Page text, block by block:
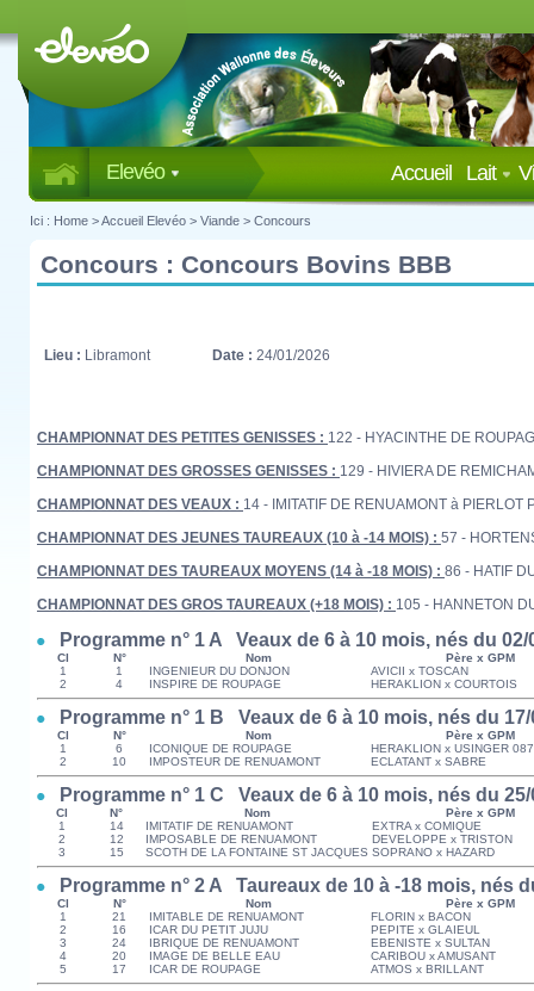
Elevéo Lait
Accueil
Ici : Home >Accueil Elevéo > Viande > Concours
Concours : Concours Bovins BBB
Lieu : Libramont Date : 24/01/2026
CHAMPIONNAT DES PETITES GENISSES : 122 - HYACINTHE DE
CHAMPIONNAT DES GROSSES GENISSES : 129 - HIVIERA DE
CHAMPIONNAT DES VEAUX : 14 - IMITATIF DE RENUAMONT à
CHAMPIONNAT DES JEUNES TAUREAUX (10 à -14 MOIS) : 57 -
CHAMPIONNAT DES TAUREAUX MOYENS (14 à -18 MOIS) : 86 - HATIF
CHAMPIONNAT DES GROS TAUREAUX (+18 MOIS) : 105 - HANNETON
Programme n° 1 A Veaux de 6 à 10 mois, nés du 02/
Cl N° Nom
Père x GPM
1
1 INGENIEUR DU DONJON
AVICII x TOSCAN
2
4 INSPIRE DE ROUPAGE HERAKLION x COURTOIS
Programme n° 1 B Veaux de 6 à 10 mois, nés du 17/
Cl N° Nom
Père x GPM
1
6 ICONIQUE DE ROUPAGE
HERAKLION x USINGER
2
10 IMPOSTEUR DE RENUAMONT ECLATANT x SABRE
Programme n° 1 C Veaux de 6 à 10 mois, nés du 25/
Cl N° Nom
Père x GPM
1
14 IMITATIF DE RENUAMONT
EXTRA x COMIQUE
2
12 IMPOSABLE DE RENUAMONT
DEVELOPPE x TRISTON
3
15 SCOTH DE LA FONTAINE ST JACQUES SOPRANO x HAZARD
Programme n° 2 A Taureaux de 10 à -18 mois, nés
Cl N° Nom
Père x GPM
1
21 IMITABLE DE RENUAMONT
FLORIN x BACON
2
16 ICAR DU PETIT JUJU
PEPITE x GLAIEUL
3
24 IBRIQUE DE RENUAMONT
EBENISTE x SULTAN
4
20 IMAGE DE BELLE EAU
CARIBOU x AMUSANT
5
17 ICAR DE ROUPAGE ATMOS x BRILLANT